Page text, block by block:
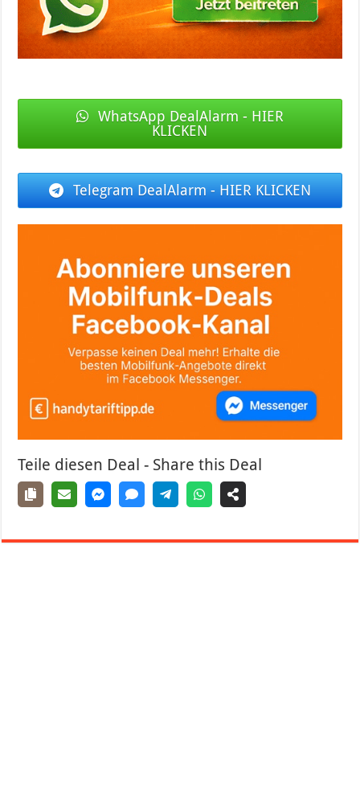
WhatsApp DealAlarm - HIER
KLICKEN
Telegram DealAlarm - HIER KLICKEN
Teile diesen Deal - Share this Deal